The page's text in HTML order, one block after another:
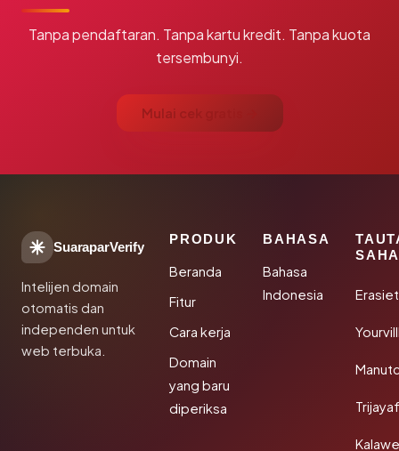
Tanpa pendaftaran. Tanpa kartu kredit. Tanpa kuota
tersembunyi.
Mulai cek gratis →
SuaraparVerify
Intelijen domain
otomatis dan
independen untuk
web terbuka.
PRODUK
Beranda
Fitur
Cara kerja
Domain
yang baru
diperiksa
BAHASA
Bahasa
Indonesia